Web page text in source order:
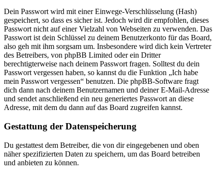
Dein Passwort wird mit einer Einwege-Verschlüsselung (Hash)
gespeichert, so dass es sicher ist. Jedoch wird dir empfohlen, dieses
Passwort nicht auf einer Vielzahl von Webseiten zu verwenden. Das
Passwort ist dein Schlüssel zu deinem Benutzerkonto für das Board,
also geh mit ihm sorgsam um. Insbesondere wird dich kein Vertreter
des Betreibers, von phpBB Limited oder ein Dritter
berechtigterweise nach deinem Passwort fragen. Solltest du dein
Passwort vergessen haben, so kannst du die Funktion „Ich habe
mein Passwort vergessen“ benutzen. Die phpBB-Software fragt
dich dann nach deinem Benutzernamen und deiner E-Mail-Adresse
und sendet anschließend ein neu generiertes Passwort an diese
Adresse, mit dem du dann auf das Board zugreifen kannst.
Gestattung der Datenspeicherung
Du gestattest dem Betreiber, die von dir eingegebenen und oben
näher spezifizierten Daten zu speichern, um das Board betreiben
und anbieten zu können.